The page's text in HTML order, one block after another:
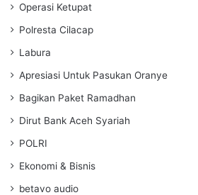
Operasi Ketupat
Polresta Cilacap
Labura
Apresiasi Untuk Pasukan Oranye
Bagikan Paket Ramadhan
Dirut Bank Aceh Syariah
POLRI
Ekonomi & Bisnis
betavo audio